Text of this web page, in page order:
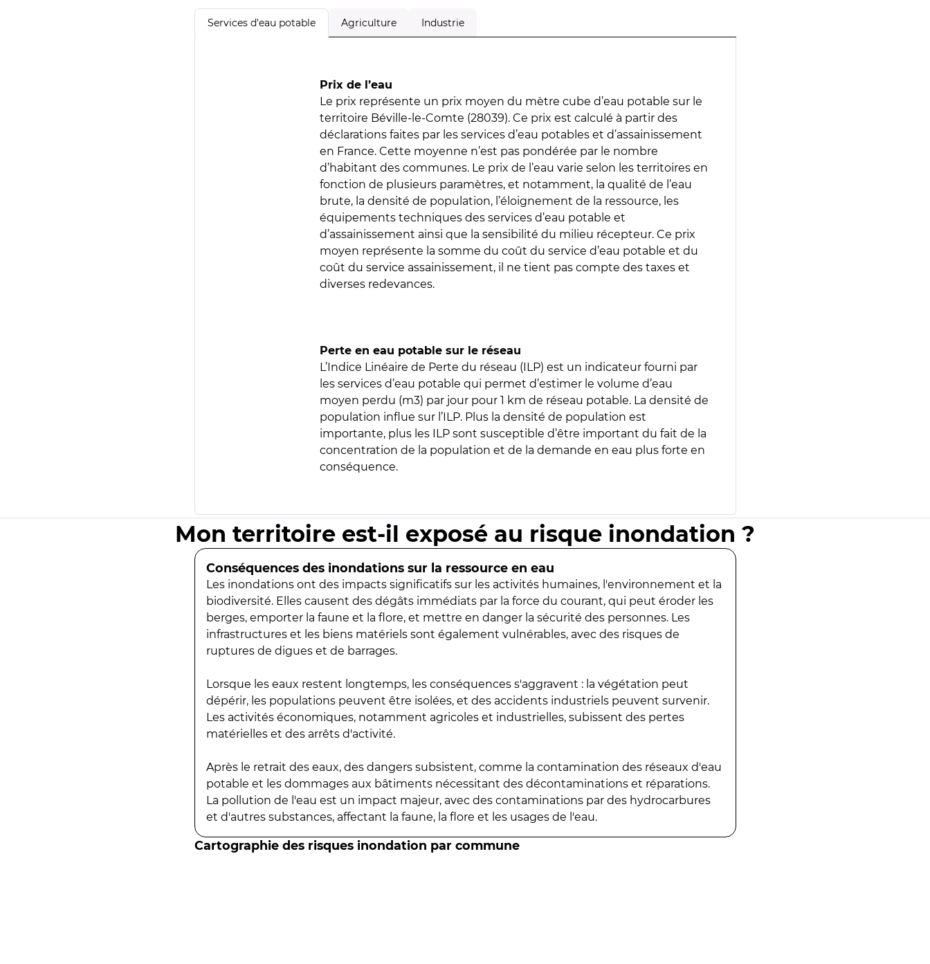
Services d'eau potable Agriculture Industrie
Prix de l’eau
Le prix représente un prix moyen du mètre cube d’eau potable sur le
territoire Béville-le-Comte (28039). Ce prix est calculé à partir des
déclarations faites par les services d’eau potables et d’assainissement
en France. Cette moyenne n’est pas pondérée par le nombre
d’habitant des communes. Le prix de l’eau varie selon les territoires en
fonction de plusieurs paramètres, et notamment, la qualité de l’eau
brute, la densité de population, l’éloignement de la ressource, les
équipements techniques des services d’eau potable et
d’assainissement ainsi que la sensibilité du milieu récepteur. Ce prix
moyen représente la somme du coût du service d’eau potable et du
coût du service assainissement, il ne tient pas compte des taxes et
diverses redevances.
Perte en eau potable sur le réseau
L’Indice Linéaire de Perte du réseau (ILP) est un indicateur fourni par
les services d’eau potable qui permet d’estimer le volume d’eau
moyen perdu (m3) par jour pour 1 km de réseau potable. La densité de
population influe sur l’ILP. Plus la densité de population est
importante, plus les ILP sont susceptible d’être important du fait de la
concentration de la population et de la demande en eau plus forte en
conséquence.
Mon territoire est-il exposé au risque inondation ?
Conséquences des inondations sur la ressource en eau
Les inondations ont des impacts significatifs sur les activités humaines, l'environnement et la
biodiversité. Elles causent des dégâts immédiats par la force du courant, qui peut éroder les
berges, emporter la faune et la flore, et mettre en danger la sécurité des personnes. Les
infrastructures et les biens matériels sont également vulnérables, avec des risques de
ruptures de digues et de barrages.
Lorsque les eaux restent longtemps, les conséquences s'aggravent : la végétation peut
dépérir, les populations peuvent être isolées, et des accidents industriels peuvent survenir.
Les activités économiques, notamment agricoles et industrielles, subissent des pertes
matérielles et des arrêts d'activité.
Après le retrait des eaux, des dangers subsistent, comme la contamination des réseaux d'eau
potable et les dommages aux bâtiments nécessitant des décontaminations et réparations.
La pollution de l'eau est un impact majeur, avec des contaminations par des hydrocarbures
et d'autres substances, affectant la faune, la flore et les usages de l'eau.
Cartographie des risques inondation par commune